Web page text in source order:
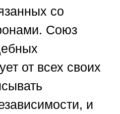
со
Союз
от всех своих
и